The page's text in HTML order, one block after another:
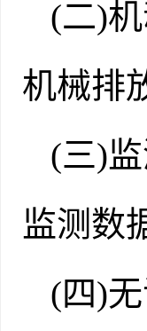
(二)
机械排
(三)
监测数
(四)